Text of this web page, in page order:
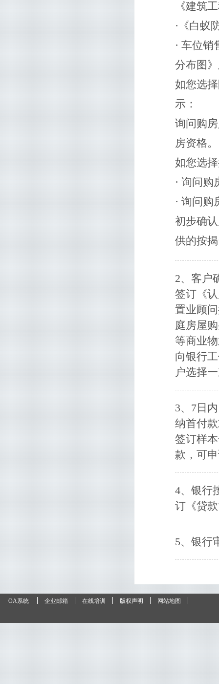
《建筑
·《白蚁
· 车位
分布图
如您选
示：
询问购
房资格。
如您选
· 询问
· 询问
初步确
供的按
2、客户
签订《
置业顾
庭房屋
等商业
向银行
户选择
3、7日
纳首付
签订样
款，可
4、银行
订《贷
5、银行
OA系统 企业邮箱 在线培训 版权声明 网站地图